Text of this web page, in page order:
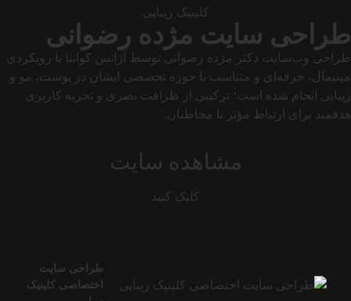
کلینیک زیبایی
طراحی سایت مژده رضوانی
طراحی وب‌سایت دکتر مژده رضوانی توسط آژانس کوانتا با رویکردی
مینیمال، حرفه‌ای و متناسب با حوزه تخصصی ایشان در پوست، مو و
زیبایی انجام شده است؛ ترکیبی از ظرافت بصری و تجربه کاربری
هدفمند برای ارتباط مؤثر با مخاطبان.
مشاهده سایت
کلیک کنید
طراحی سایت
اختصاصی کلینیک